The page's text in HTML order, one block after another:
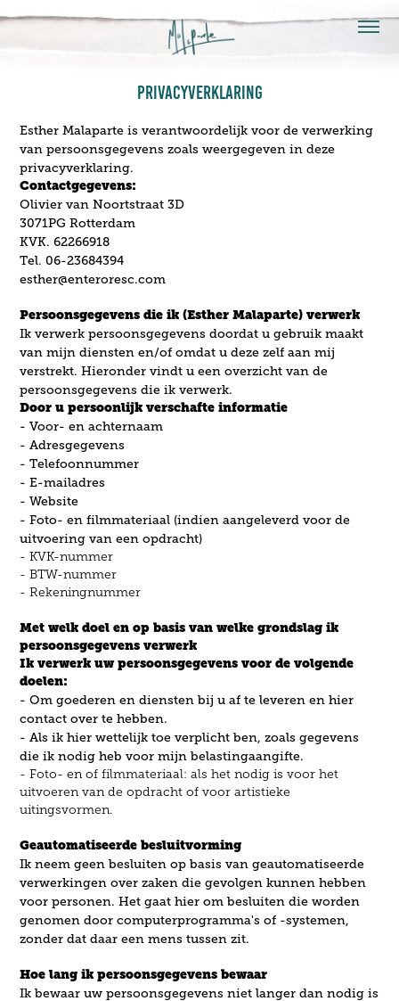
PRIVACYVERKLARING
Esther Malaparte is verantwoordelijk voor de verwerking
van persoonsgegevens zoals weergegeven in deze
privacyverklaring.
Contactgegevens:
Olivier van Noortstraat 3D
3071PG Rotterdam
KVK. 62266918
Tel. 06-23684394
esther@enteroresc.com
Persoonsgegevens die ik (Esther Malaparte) verwerk
Ik verwerk persoonsgegevens doordat u gebruik maakt
van mijn diensten en/of omdat u deze zelf aan mij
verstrekt. Hieronder vindt u een overzicht van de
persoonsgegevens die ik verwerk.
Door u persoonlijk verschafte informatie
- Voor- en achternaam
- Adresgegevens
- Telefoonnummer
- E-mailadres
- Website
- Foto- en filmmateriaal (indien aangeleverd voor de
uitvoering van een opdracht)
- KVK-nummer
- BTW-nummer
- Rekeningnummer
Met welk doel en op basis van welke grondslag ik
persoonsgegevens verwerk
Ik verwerk uw persoonsgegevens voor de volgende
doelen:
- Om goederen en diensten bij u af te leveren en hier
contact over te hebben.
- Als ik hier wettelijk toe verplicht ben, zoals gegevens
die ik nodig heb voor mijn belastingaangifte.
- Foto- en of filmmateriaal: als het nodig is voor het
uitvoeren van de opdracht of voor artistieke
uitingsvormen.​​​​​​​
Geautomatiseerde besluitvorming
Ik neem geen besluiten op basis van geautomatiseerde
verwerkingen over zaken die gevolgen kunnen hebben
voor personen. Het gaat hier om besluiten die worden
genomen door computerprogramma's of -systemen,
zonder dat daar een mens tussen zit.
Hoe lang ik persoonsgegevens bewaar
Ik bewaar uw persoonsgegevens niet langer dan nodig is